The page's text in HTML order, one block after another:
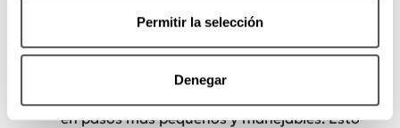
Permitir la selección
Denegar
actividades en un calendario o agenda.
Asigna tiempo específico para cada una y
trata de cumplirlo.
en pasos más pequeños y manejables. Esto